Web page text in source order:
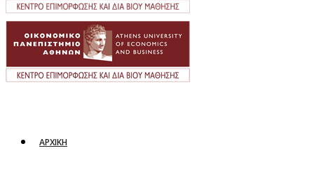
ΑΡΧΙΚΗ